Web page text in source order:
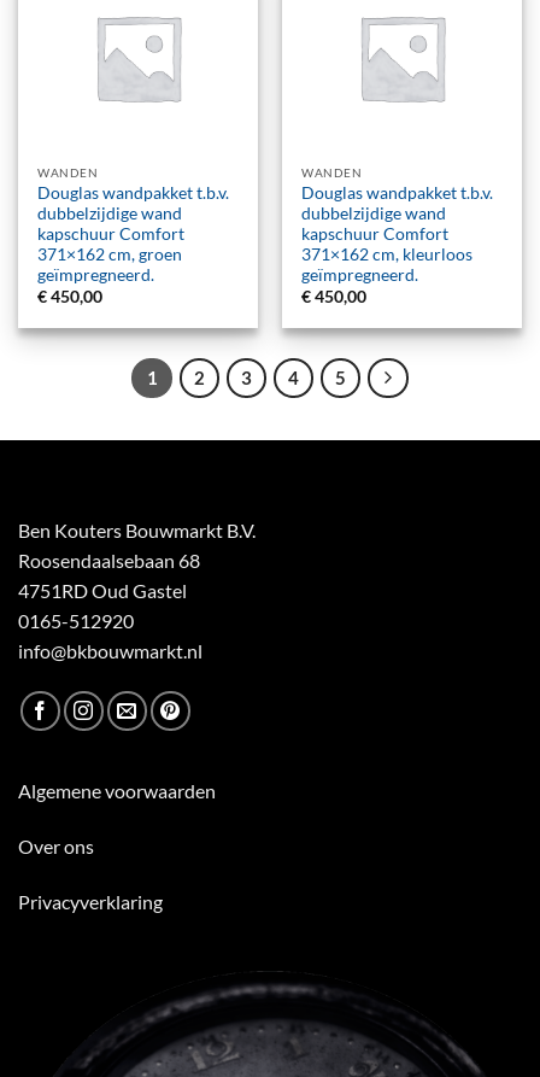
WANDEN
Douglas wandpakket t.b.v.
dubbelzijdige wand
kapschuur Comfort
371×162 cm, groen
geïmpregneerd.
€450,00
WANDEN
Douglas wandpakket t.b.v.
dubbelzijdige wand
kapschuur Comfort
371×162 cm, kleurloos
geïmpregneerd.
€450,00
1 2 3 4 5
Ben Kouters Bouwmarkt B.V.
Roosendaalsebaan 68
4751RD Oud Gastel
0165-512920
info@bkbouwmarkt.nl
Algemene voorwaarden
Over ons
Privacyverklaring